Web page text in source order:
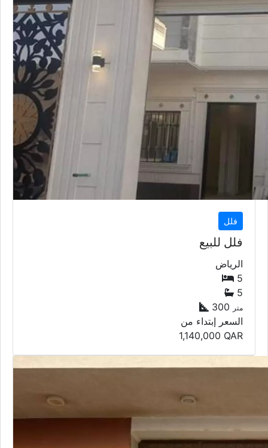
فلل للبيع
الرياض
5
300متر
السعر إبتداء من
1,140,000QAR